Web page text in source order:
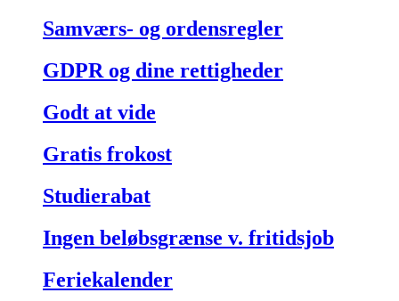
Samværs- og ordensregler
GDPR og dine rettigheder
Godt at vide
Gratis frokost
Studierabat
Ingen beløbsgrænse v. fritidsjob
Feriekalender